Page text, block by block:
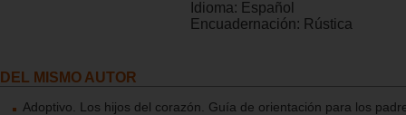
Idioma: Español
Encuadernación: Rústica
DEL MISMO AUTOR
Adoptivo. Los hijos del corazón. Guía de orientación para los